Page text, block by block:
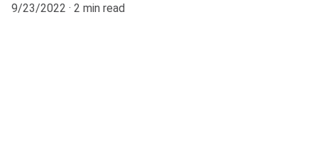
9/23/2022
2 min read